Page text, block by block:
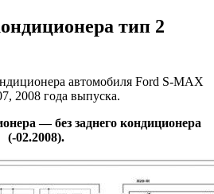
тип 2
автомобиля Ford S-MAX
2008 года выпуска.
— без заднего кондиционера
(-02.2008).